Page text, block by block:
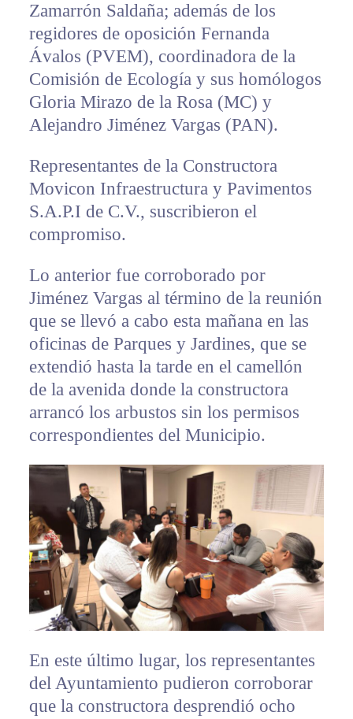
Zamarrón Saldaña; además de los
regidores de oposición Fernanda
Ávalos (PVEM), coordinadora de la
Comisión de Ecología y sus homólogos
Gloria Mirazo de la Rosa (MC) y
Alejandro Jiménez Vargas (PAN).
Representantes de la Constructora
Movicon Infraestructura y Pavimentos
S.A.P.I de C.V., suscribieron el
compromiso.
Lo anterior fue corroborado por
Jiménez Vargas al término de la reunión
que se llevó a cabo esta mañana en las
oficinas de Parques y Jardines, que se
extendió hasta la tarde en el camellón
de la avenida donde la constructora
arrancó los arbustos sin los permisos
correspondientes del Municipio.
En este último lugar, los representantes
del Ayuntamiento pudieron corroborar
que la constructora desprendió ocho